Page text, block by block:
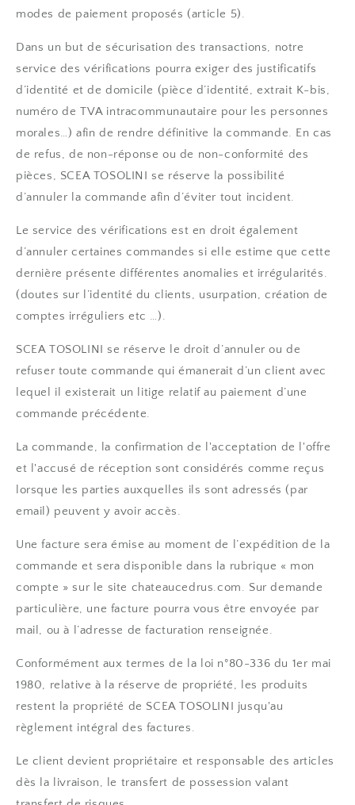
modes de paiement proposés (article 5).
Dans un but de sécurisation des transactions, notre
service des vérifications pourra exiger des justificatifs
d’identité et de domicile (pièce d’identité, extrait K-bis,
numéro de TVA intracommunautaire pour les personnes
morales…) afin de rendre définitive la commande. En cas
de refus, de non-réponse ou de non-conformité des
pièces, SCEA TOSOLINI se réserve la possibilité
d’annuler la commande afin d’éviter tout incident.
Le service des vérifications est en droit également
d’annuler certaines commandes si elle estime que cette
dernière présente différentes anomalies et irrégularités.
(doutes sur l’identité du clients, usurpation, création de
comptes irréguliers etc …).
SCEA TOSOLINI se réserve le droit d’annuler ou de
refuser toute commande qui émanerait d’un client avec
lequel il existerait un litige relatif au paiement d’une
commande précédente.
La commande, la confirmation de l'acceptation de l'offre
et l'accusé de réception sont considérés comme reçus
lorsque les parties auxquelles ils sont adressés (par
email) peuvent y avoir accès.
Une facture sera émise au moment de l’expédition de la
commande et sera disponible dans la rubrique « mon
compte » sur le site chateaucedrus.com. Sur demande
particulière, une facture pourra vous être envoyée par
mail, ou à l’adresse de facturation renseignée.
Conformément aux termes de la loi n°80-336 du 1er mai
1980, relative à la réserve de propriété, les produits
restent la propriété de SCEA TOSOLINI jusqu'au
règlement intégral des factures.
Le client devient propriétaire et responsable des articles
dès la livraison, le transfert de possession valant